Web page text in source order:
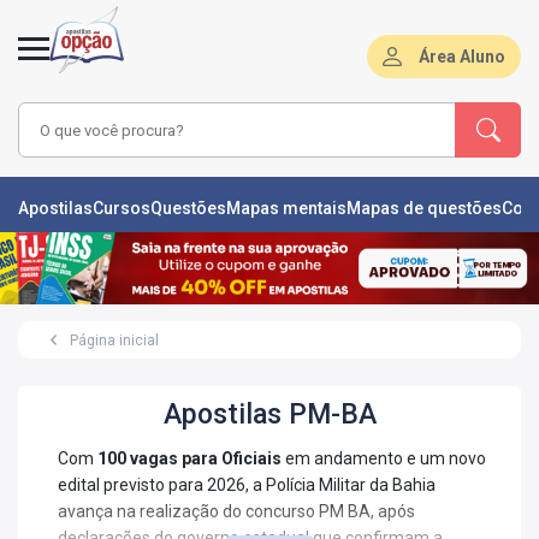
Área Aluno
ApostilasCursosQuestõesMapas mentaisMapas de questões
Página inicial
Apostilas PM-BA
Com 100 vagas para Oficiais em andamento e um novo
edital previsto para 2026, a Polícia Militar da Bahia
avança na realização do concurso PM BA, após